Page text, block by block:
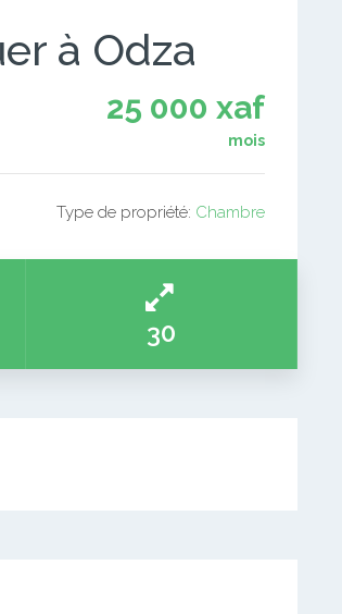
à Odza
25 000 xaf
mois
Type de propriété: Chambre
30